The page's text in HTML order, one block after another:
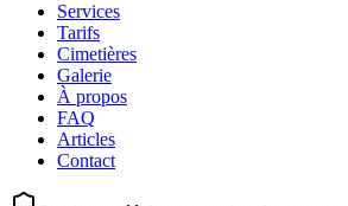
Services
Tarifs
Cimetières
Galerie
À propos
FAQ
Articles
Contact